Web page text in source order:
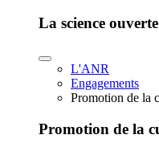
La science ouverte
L'ANR
Engagements
Promotion de la
Promotion de la